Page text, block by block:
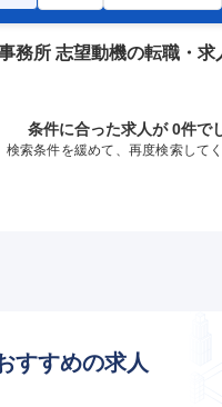
務所 志望動機の転職・求
条件に合った求人が 0件で
検索条件を緩めて、再度検索して
すすめの求人